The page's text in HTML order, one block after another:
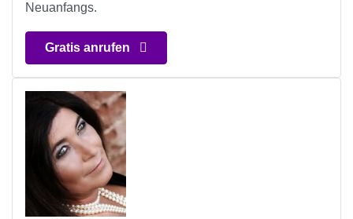
Neuanfangs.
Gratis anrufen